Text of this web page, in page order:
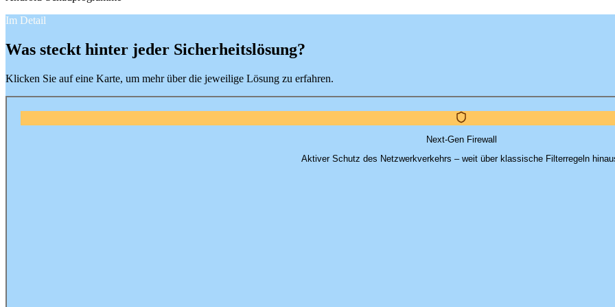
Im Detail
Was steckt hinter jeder Sicherheitslösung?
Klicken Sie auf eine Karte, um mehr über die jeweilige Lösung zu erfahren.
Next-Gen Firewall
Aktiver Schutz des Netzwerkverkehrs – weit über klassische Filterregeln